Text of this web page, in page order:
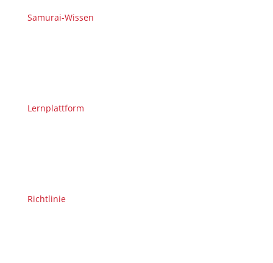
Samurai-Wissen
Lernplattform
Richtlinie